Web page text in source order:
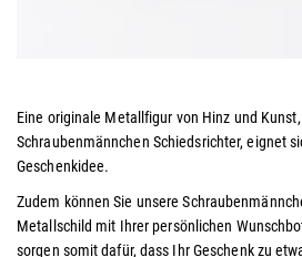
Eine originale Metallfigur von Hinz und
Schraubenmännchen Schiedsrichter, eignet
Geschenkidee.
Zudem können Sie unsere
Metallschild mit Ihrer persönlichen
sorgen somit dafür, dass Ihr Geschenk zu